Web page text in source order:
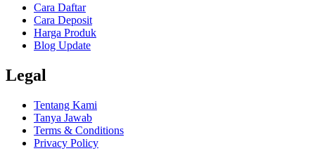
Cara Daftar
Cara Deposit
Harga Produk
Blog Update
Legal
Tentang Kami
Tanya Jawab
Terms & Conditions
Privacy Policy